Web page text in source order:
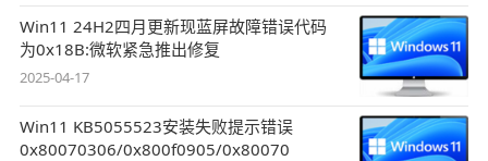
Win11 24H2四月更新现蓝屏故障错误代码
为0x18B:微软紧急推出修复
2025-04-17
Win11 KB5055523安装失败提示错误
0x80070306/0x800f0905/0x80070